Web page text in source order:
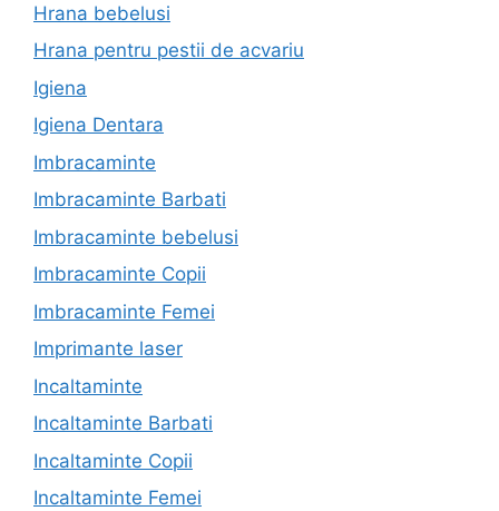
Hrana bebelusi
Hrana pentru pestii de acvariu
Igiena
Igiena Dentara
Imbracaminte
Imbracaminte Barbati
Imbracaminte bebelusi
Imbracaminte Copii
Imbracaminte Femei
Imprimante laser
Incaltaminte
Incaltaminte Barbati
Incaltaminte Copii
Incaltaminte Femei